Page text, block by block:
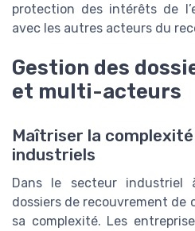
protection des intérêts de
avec les autres acteurs du
Gestion des
et multi-acteurs
Maîtriser la
industriels
Dans le secteur industriel
dossiers de recouvrement de
sa complexité. Les